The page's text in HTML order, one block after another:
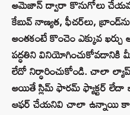
అమెజాన్‌ ద్వారా కొనుగోలు
కేబువ్ నాణ్యత, ఫీచర్‌లు,
అంతకంటే కొంచెం ఎక్కువ
పద్ధతిని వినియోగించుకోవడానికి
లేదో నిర్ధారించుకోండి. చాలా
అయితే స్లిమ్ ఫారమ్ ఫ్యాక్టర్ లేదా
ఆఫర్ చేయనివి చాలా ఉన్నాయి